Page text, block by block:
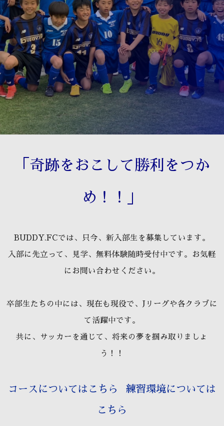
「奇跡をおこして勝利をつか
め！！」
BUDDY.FCでは、只今、新入部生を募集しています。
入部に先立って、見学、無料体験随時受付中です。お気軽
にお問い合わせください。
卒部生たちの中には、現在も現役で、Jリーグや各クラブに
て活躍中です。
共に、サッカーを通じて、将来の夢を掴み取りましょ
う！！
コースについてはこちら 練習環境については
こちら